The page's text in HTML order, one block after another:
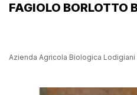
FAGIOLO BORLOTTO
Azienda Agricola Biologica Lodigiani